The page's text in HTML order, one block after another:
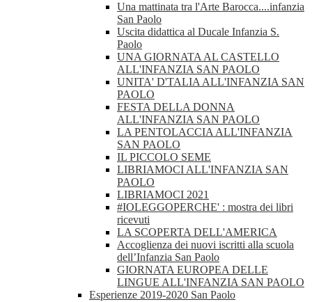
Una mattinata tra l'Arte Barocca....infanzia
San Paolo
Uscita didattica al Ducale Infanzia S.
Paolo
UNA GIORNATA AL CASTELLO
ALL'INFANZIA SAN PAOLO
UNITA' D'TALIA ALL'INFANZIA SAN
PAOLO
FESTA DELLA DONNA
ALL'INFANZIA SAN PAOLO
LA PENTOLACCIA ALL'INFANZIA
SAN PAOLO
IL PICCOLO SEME
LIBRIAMOCI ALL'INFANZIA SAN
PAOLO
LIBRIAMOCI 2021
#IOLEGGOPERCHE' : mostra dei libri
ricevuti
LA SCOPERTA DELL'AMERICA
Accoglienza dei nuovi iscritti alla scuola
dell’Infanzia San Paolo
GIORNATA EUROPEA DELLE
LINGUE ALL'INFANZIA SAN PAOLO
Esperienze 2019-2020 San Paolo